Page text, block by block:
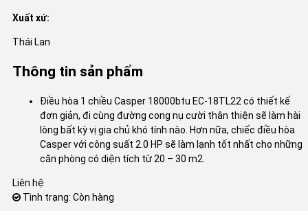
Xuất xứ:
Thái Lan
Thông tin sản phẩm
Điều hòa 1 chiều Casper 18000btu EC-18TL22 có thiết kế
đơn giản, đi cùng đường cong nụ cười thân thiện sẽ làm hài
lòng bất kỳ vị gia chủ khó tính nào. Hơn nữa, chiếc điều hòa
Casper với công suất 2.0 HP sẽ làm lạnh tốt nhất cho những
căn phòng có diện tích từ 20 – 30 m2.
Liên hệ
Tình trạng: Còn hàng